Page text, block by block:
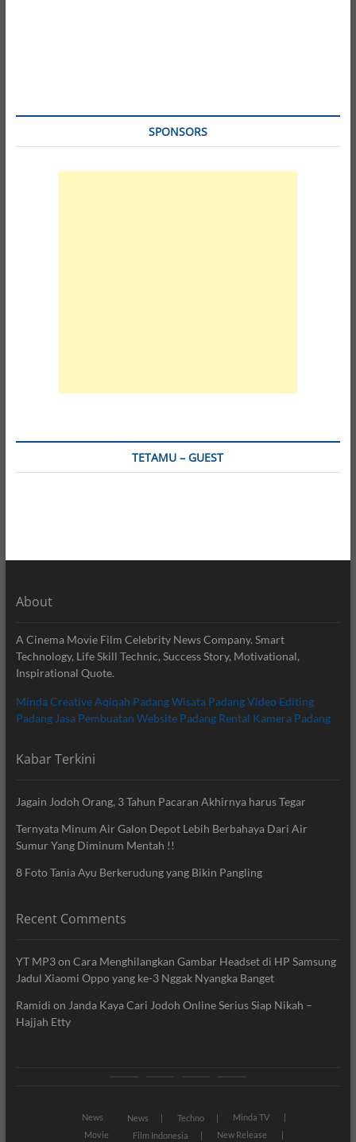
SPONSORS
TETAMU – GUEST
About
A Cinema Movie Film Celebrity News Company. Smart
Technology, Life Skill Technic, Success Story, Motivational,
Inspirational Quote.
Minda CreativeAqiqah PadangWisata PadangVideo Editing
Padang Jasa Pembuatan Website Padang Rental Kamera Padang
Kabar Terkini
Jagain Jodoh Orang, 3 Tahun Pacaran Akhirnya harus Tegar
Ternyata Minum Air Galon Depot Lebih Berbahaya Dari Air
Sumur Yang Diminum Mentah !!
8 Foto Tania Ayu Berkerudung yang Bikin Pangling
Recent Comments
YT MP3on Cara Menghilangkan Gambar Headset di HP Samsung
Jadul Xiaomi Oppo yang ke-3 Nggak Nyangka Banget
Ramidi on Janda Kaya Cari Jodoh Online Serius Siap Nikah –
Hajjah Etty
News News Techno
Minda TV
Movie
Film Indonesia New Release